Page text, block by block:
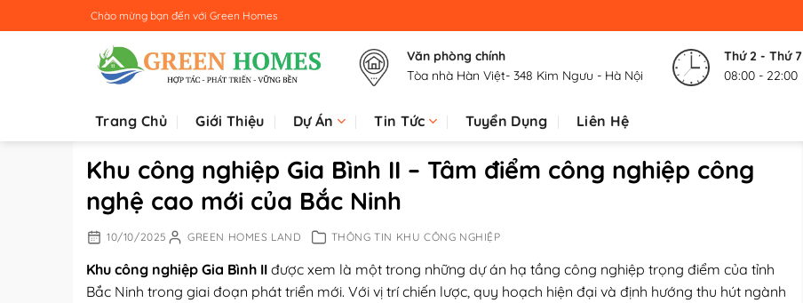
qua
Chào mừng bạn đến với Green Homes
Văn phòng chính
Tòa nhà Hàn Việt- 348 Kim Ngưu - Hà Nội
Thứ 2 - Thứ 7
08:00 - 22:00
Trang Chủ Giới Thiệu Dự Án Tin Tức Tuyển Dụng Liên Hệ
Khu công nghiệp Gia Bình II – Tâm điểm công nghiệp công
nghệ cao mới của Bắc Ninh
10/10/2025 GREEN HOMES LAND THÔNG TIN KHU CÔNG NGHIỆP
Khu công nghiệp Gia Bình II được xem là một trong những dự án hạ tầng công nghiệp trọng điểm của tỉnh
Bắc Ninh trong giai đoạn phát triển mới. Với vị trí chiến lược, quy hoạch hiện đại và định hướng thu hút ngành